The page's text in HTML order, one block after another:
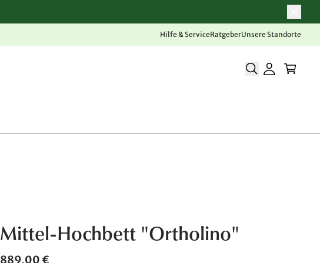
Hilfe & ServiceRatgeberUnsere Standorte
Mittel-Hochbett "Ortholino"
889,00 €